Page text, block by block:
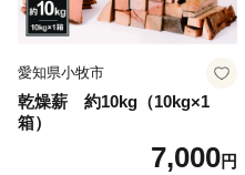
愛知県小牧市
乾燥薪 約10kg（10kg×1
箱）
7,000円